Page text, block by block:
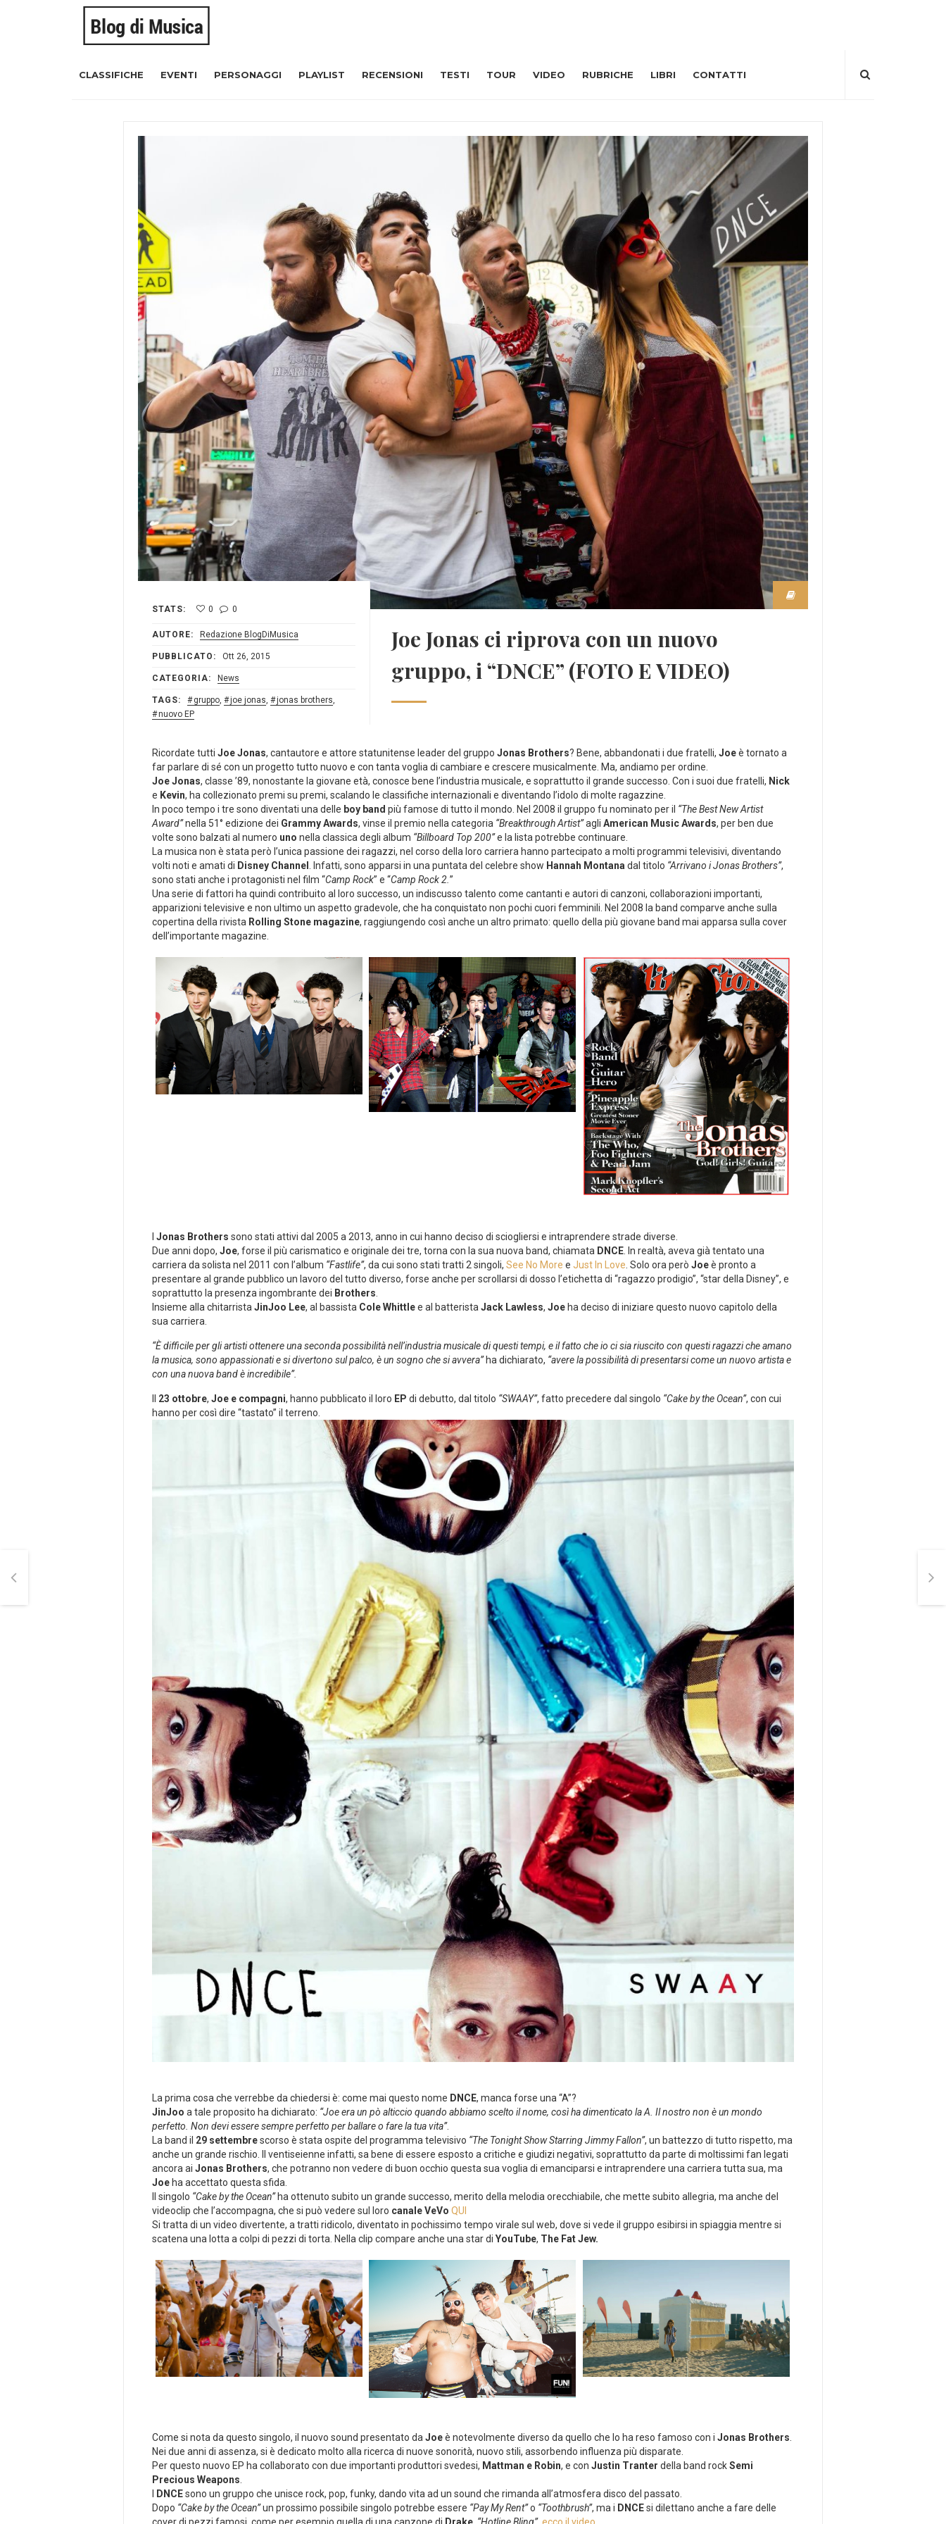
CLASSIFICHE EVENTI PERSONAGGI PLAYLIST RECENSIONI TESTI TOUR VIDEO RUBRICHE LIBRI CONTATTI
STATS: 0 0
AUTORE: Redazione BlogDiMusica
PUBBLICATO: Ott 26, 2015
CATEGORIA: News
TAGS: gruppo joe jonas jonas brothers
nuovo EP
Joe Jonas ci riprova con un nuovo
gruppo, i “DNCE” (FOTO E VIDEO)
Ricordate tutti Joe Jonas, cantautore e attore statunitense leader del gruppo Jonas Brothers? Bene, abbandonati i due fratelli, Joeè tornato a
far parlare di sé con un progetto tutto nuovo e con tanta voglia di cambiare e crescere musicalmente. Ma, andiamo per ordine.
Joe Jonas, classe ’89, nonostante la giovane età, conosce bene l’industria musicale, e soprattutto il grande successo. Con i suoi due fratelli, Nick
e Kevin, ha collezionato premi su premi, scalando le classifiche internazionali e diventando l’idolo di molte ragazzine.
In poco tempo i tre sono diventati una delle boy band più famose di tutto il mondo. Nel 2008 il gruppo fu nominato per il “The Best New Artist
Award”nella 51° edizione dei Grammy Awards, vinse il premio nella categoria “Breakthrough Artist”agli American Music Awards, per ben due
volte sono balzati al numero uno nella classica degli album “Billboard Top 200”e la lista potrebbe continuare.
La musica non è stata però l’unica passione dei ragazzi, nel corso della loro carriera hanno partecipato a molti programmi televisivi, diventando
volti noti e amati di Disney Channel . Infatti, sono apparsi in una puntata del celebre show Hannah Montana dal titolo “Arrivano i Jonas Brothers”,
sono stati anche i protagonisti nel film “Camp Rock” e “Camp Rock 2. ”
Una serie di fattori ha quindi contribuito al loro successo, un indiscusso talento come cantanti e autori di canzoni, collaborazioni importanti,
apparizioni televisive e non ultimo un aspetto gradevole, che ha conquistato non pochi cuori femminili. Nel 2008 la band comparve anche sulla
copertina della rivista Rolling Stone magazine, raggiungendo così anche un altro primato: quello della più giovane band mai apparsa sulla cover
dell’importante magazine.
Jonas Brothers sono stati attivi dal 2005 a 2013, anno in cui hanno deciso di sciogliersi e intraprendere strade diverse.
Due anni dopo, Joe, forse il più carismatico e originale dei tre, torna con la sua nuova band, chiamata DNCE . In realtà, aveva già tentato una
carriera da solista nel 2011 con l’album “Fastlife”, da cui sono stati tratti 2 singoli, See No More e Just In Love . Solo ora però Joeè pronto a
presentare al grande pubblico un lavoro del tutto diverso, forse anche per scrollarsi di dosso l’etichetta di “ragazzo prodigio”, “star della Disney”, e
soprattutto la presenza ingombrante dei Brothers
Insieme alla chitarrista JinJoo Lee, al bassista Cole Whittlee al batterista Jack Lawless, Joe ha deciso di iniziare questo nuovo capitolo della
sua carriera.
“È difficile per gli artisti ottenere una seconda possibilità nell’industria musicale di questi tempi, e il fatto che io ci sia riuscito con questi ragazzi che amano
la musica, sono appassionati e si divertono sul palco, è un sogno che si avvera”ha dichiarato, “avere la possibilità di presentarsi come un nuovo artista e
con una nuova band è incredibile”.
23 ottobre, Joe e compagni, hanno pubblicato il loro EP di debutto, dal titolo “SWAAY”, fatto precedere dal singolo “Cake by the Ocean”, con cui
hanno per così dire “tastato” il terreno.
La prima cosa che verrebbe da chiedersi è: come mai questo nome DNCE, manca forse una “A”?
JinJoo a tale proposito ha dichiarato: “Joe era un pò alticcio quando abbiamo scelto il nome, così ha dimenticato la A. Il nostro non è un mondo
perfetto. Non devi essere sempre perfetto per ballare o fare la tua vita”.
La band il 29 settembrescorso è stata ospite del programma televisivo “The Tonight Show Starring Jimmy Fallon”, un battezzo di tutto rispetto, ma
anche un grande rischio. Il ventiseienne infatti, sa bene di essere esposto a critiche e giudizi negativi, soprattutto da parte di moltissimi fan legati
ancora ai Jonas Brothers, che potranno non vedere di buon occhio questa sua voglia di emanciparsi e intraprendere una carriera tutta sua, ma
Joe ha accettato questa sfida.
Il singolo “Cake by the Ocean”ha ottenuto subito un grande successo, merito della melodia orecchiabile, che mette subito allegria, ma anche del
videoclip che l’accompagna, che si può vedere sul loro canale VeVo QUI
Si tratta di un video divertente, a tratti ridicolo, diventato in pochissimo tempo virale sul web, dove si vede il gruppo esibirsi in spiaggia mentre si
scatena una lotta a colpi di pezzi di torta. Nella clip compare anche una star di YouTube, The Fat Jew.
Come si nota da questo singolo, il nuovo sound presentato daJoeè notevolmente diverso da quello che lo ha reso famoso con i Jonas Brothers.
Nei due anni di assenza, si è dedicato molto alla ricerca di nuove sonorità, nuovo stili, assorbendo influenza più disparate.
Per questo nuovo EP ha collaborato con due importanti produttori svedesi, Mattman e Robin, e con Justin Tranter della band rockSemi
Precious Weapons.
DNCEsono un gruppo che unisce rock, pop, funky, dando vita ad un sound che rimanda all’atmosfera disco del passato.
Dopo “Cake by the Ocean”un prossimo possibile singolo potrebbe essere “Pay My Rent”o “Toothbrush”, ma i DNCEsi dilettano anche a fare delle